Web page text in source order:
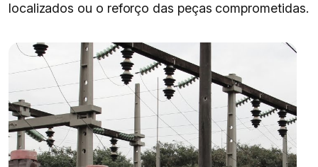
localizados ou o reforço das peças comprometidas.